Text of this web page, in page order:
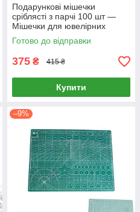
Подарункові мішечки
сріблясті з парчі 100 шт —
Мішечки для ювелірних
виробів та сувенірів (9х12 см)
Готово до відправки
375 ₴ 415 ₴
Купити
–9%